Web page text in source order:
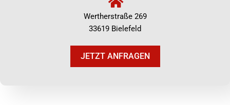
Wertherstraße 269
33619 Bielefeld
JETZT ANFRAGEN